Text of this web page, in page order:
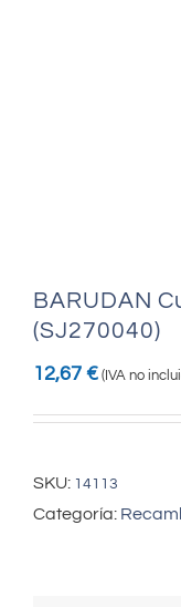
BARUDAN
(SJ270040)
12,67 € (IVA no
SKU: 14113
Categoría: